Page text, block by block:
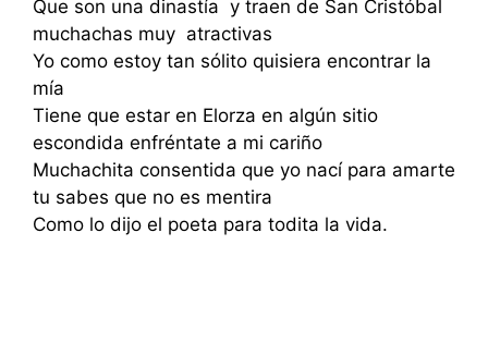
Que son una dinastía y traen de San Cristóbal
muchachas muy atractivas
Yo como estoy tan sólito quisiera encontrar la
mía
Tiene que estar en Elorza en algún sitio
escondida enfréntate a mi cariño
Muchachita consentida que yo nací para amarte
tu sabes que no es mentira
Como lo dijo el poeta para todita la vida.